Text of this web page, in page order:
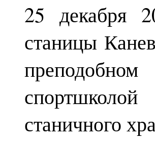
25 декабря
станицы
станичного